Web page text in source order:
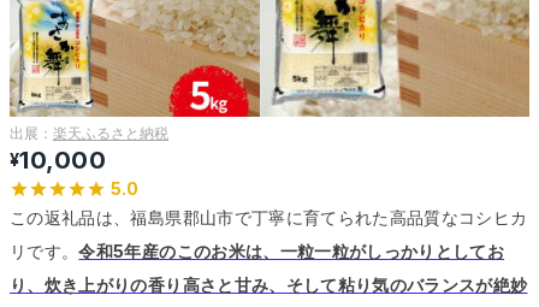
出展： 楽天ふるさと納税
¥10,000
5.0
この返礼品は、福島県郡山市で丁寧に育てられた高品質なコシヒカ
リです。令和5年産のこのお米は、一粒一粒がしっかりとしてお
り、炊き上がりの香り高さと甘み、そして粘り気のバランスが絶妙